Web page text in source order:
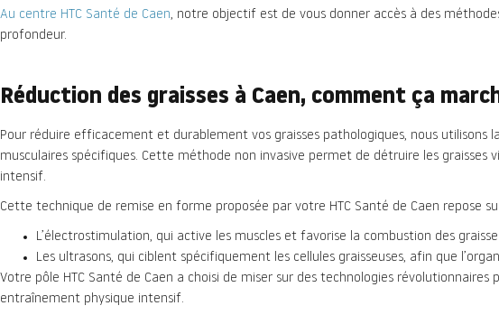
Au centre HTC Santé de Caen, notre objectif est de vous donner accès à des
profondeur.
Réduction des graisses à Caen, comment ça
Pour réduire efficacement et durablement vos graisses pathologiques, nous utilisons la
musculaires spécifiques. Cette méthode non invasive permet de détruire les
intensif.
Cette technique de remise en forme proposée par votre HTC Santé de Caen repose
L’électrostimulation, qui active les muscles et favorise la combustion des
Les ultrasons, qui ciblent spécifiquement les cellules graisseuses, afin que
Votre pôle HTC Santé de Caen a choisi de miser sur des technologies
entraînement physique intensif.